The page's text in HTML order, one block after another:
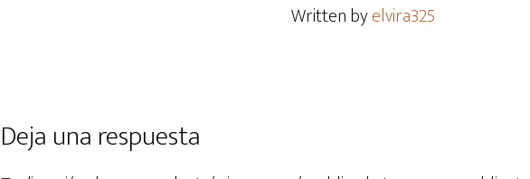
Written byelvira325
Deja una respuesta